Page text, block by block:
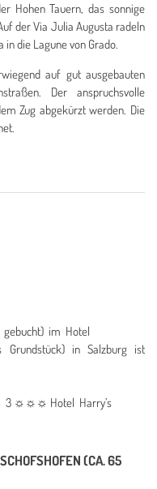
Hohen Tauern, das sonnige
der Via Julia Augusta radeln
die Lagune von Grado.
auf gut ausgebauten
Der anspruchsvolle
Zug abgekürzt werden. Die
im Hotel
Grundstück) in Salzburg ist
3 ☼☼☼ Hotel Harry’s
(CA. 65